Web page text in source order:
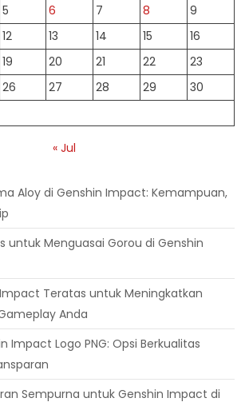
5 6 7 8
9
12 13 14 15
16
19 20 21 22
23
26 27 28 29
30
« Jul
Aloy di Genshin Impact: Kemampuan,
untuk Menguasai Gorou di Genshin
Teratas untuk Meningkatkan
Anda
Impact Logo PNG: Opsi Berkualitas
Sempurna untuk Genshin Impact di